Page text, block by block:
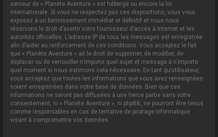
serveur de « Planète Aventure » est hébergé ou encore la loi
internationale. Si vous ne respectez pas ces dispositions, vous vous
exposez à un bannissement immédiat et définitif et nous nous
réservons le droit d’avertir votre fournisseur d’accès à internet et les
autorités officielles. L’adresse IP de tous les messages est enregistrée
afin d’aider au renforcement de ces conditions. Vous acceptez le fait
que « Planète Aventure » ait le droit de supprimer, de modifier, de
déplacer ou de verrouiller n’importe quel sujet et message à n’importe
quel moment si nous estimons cela nécessaire. En tant qu’utilisateur,
vous acceptez que toutes les informations que vous avez renseignées
soient enregistrées dans notre base de données. Bien que ces
informations ne seront pas diffusées à une tierce partie sans votre
consentement, ni « Planète Aventure », ni phpBB, ne pourront être tenus
comme responsables en cas de tentative de piratage informatique
visant à compromettre vos données.